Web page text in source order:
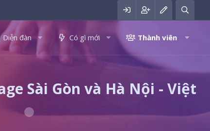
Diễn đàn Có gì mới Thành viên
Sài Gòn và Hà Nội - Việt